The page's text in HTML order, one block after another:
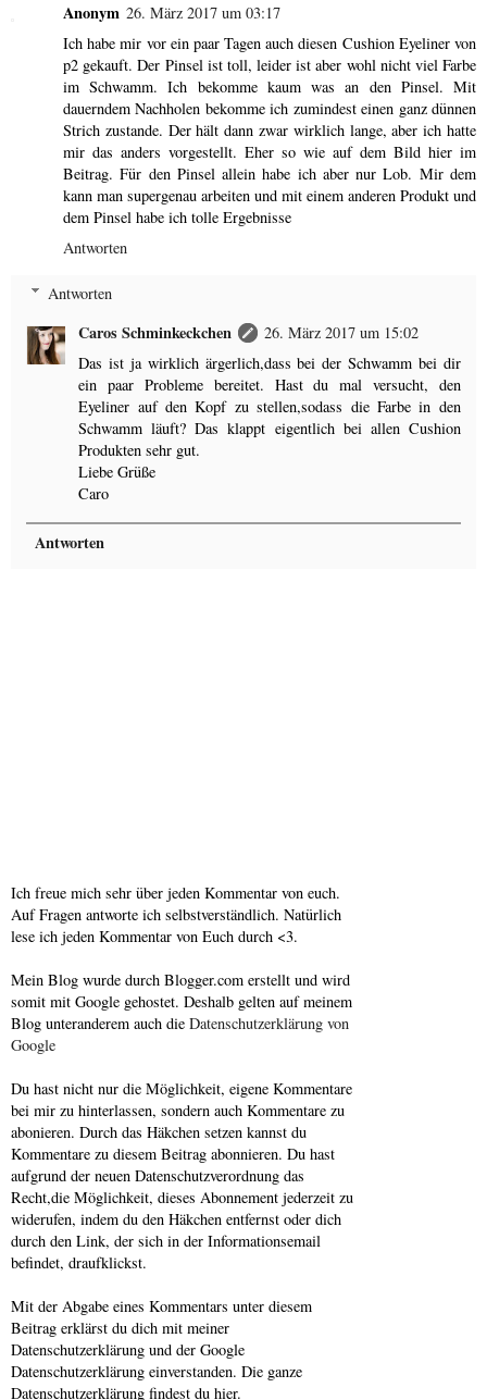
Anonym 26. März 2017 um 03:17
Ich habe mir vor ein paar Tagen auch diesen Cushion Eyeliner von
p2 gekauft. Der Pinsel ist toll, leider ist aber wohl nicht viel Farbe
im Schwamm. Ich bekomme kaum was an den Pinsel. Mit
dauerndem Nachholen bekomme ich zumindest einen ganz dünnen
Strich zustande. Der hält dann zwar wirklich lange, aber ich hatte
mir das anders vorgestellt. Eher so wie auf dem Bild hier im
Beitrag. Für den Pinsel allein habe ich aber nur Lob. Mir dem
kann man supergenau arbeiten und mit einem anderen Produkt und
dem Pinsel habe ich tolle Ergebnisse
Antworten
Antworten
Caros Schminkeckchen
26. März 2017 um 15:02
Das ist ja wirklich ärgerlich,dass bei der Schwamm bei dir
ein paar Probleme bereitet. Hast du mal versucht, den
Eyeliner auf den Kopf zu stellen,sodass die Farbe in den
Schwamm läuft? Das klappt eigentlich bei allen Cushion
Produkten sehr gut.
Liebe Grüße
Caro
Antworten
Ich freue mich sehr über jeden Kommentar von euch.
Auf Fragen antworte ich selbstverständlich. Natürlich
lese ich jeden Kommentar von Euch durch <3.
Mein Blog wurde durch Blogger.com erstellt und wird
somit mit Google gehostet. Deshalb gelten auf meinem
Blog unteranderem auch die Datenschutzerklärung von
Google
Du hast nicht nur die Möglichkeit, eigene Kommentare
bei mir zu hinterlassen, sondern auch Kommentare zu
abonieren. Durch das Häkchen setzen kannst du
Kommentare zu diesem Beitrag abonnieren. Du hast
aufgrund der neuen Datenschutzverordnung das
Recht,die Möglichkeit, dieses Abonnement jederzeit zu
widerufen, indem du den Häkchen entfernst oder dich
durch den Link, der sich in der Informationsemail
befindet, draufklickst.
Mit der Abgabe eines Kommentars unter diesem
Beitrag erklärst du dich mit meiner
Datenschutzerklärung und der Google
Datenschutzerklärung einverstanden. Die ganze
Datenschutzerklärung findest du hier.